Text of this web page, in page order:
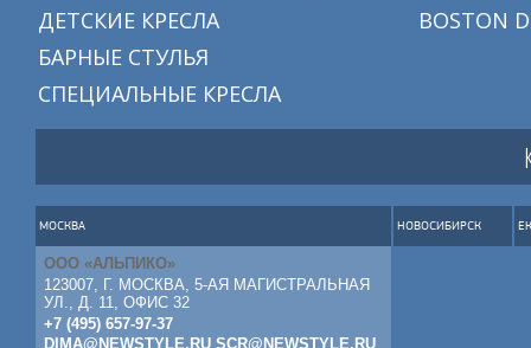
ДЕТСКИЕ КРЕСЛА
БАРНЫЕ СТУЛЬЯ
СПЕЦИАЛЬНЫЕ КРЕСЛА
BOSTON
МОСКВА
ООО «АЛЬПИКО»
123007, Г. МОСКВА, 5-АЯ МАГИСТРАЛЬНАЯ
УЛ., Д. 11, ОФИС 32
+7 (495) 657-97-37
DIMA@NEWSTYLE.RU SCR@NEWSTYLE.RU
НОВОСИБИРСК